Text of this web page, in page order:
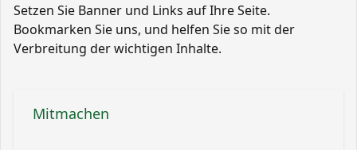
Setzen Sie Banner und Links auf Ihre Seite.
Bookmarken Sie uns, und helfen Sie so mit der
Verbreitung der wichtigen Inhalte.
Mitmachen